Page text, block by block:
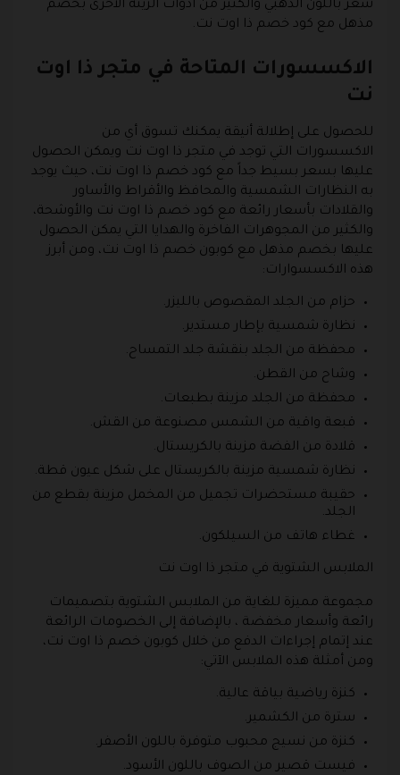
شعر باللون الذهبي والكثير من أدوات الزينة الأخرى بخصم
مذهل مع كود خصم ذا اوت نت.
الاكسسورات المتاحة في متجر ذا اوت
نت
للحصول على إطلالة أنيقة يمكنك تسوق أي من
الاكسسورات التي توجد في متجر ذا اوت نت ويمكن الحصول
عليها بسعر بسيط جداً مع كود خصم ذا اوت نت، حيث يوجد
به النظارات الشمسية والمحافظ والأقراط والأساور
والقلادات بأسعار رائعة مع كود خصم ذا اوت نت والأوشحة،
والكثير من المجوهرات الفاخرة والهدايا التي يمكن الحصول
عليها بخصم مذهل مع كوبون خصم ذا اوت نت، ومن أبرز
هذه الاكسسوارات:
حزام من الجلد المقصوص بالليزر.
نظارة شمسية بإطار مستدير.
محفظة من الجلد بنقشة جلد التمساح.
وشاح من القطن.
محفظة من الجلد مزينة بطبعات.
قبعة واقية من الشمس مصنوعة من القش.
قلادة من الفضة مزينة بالكريستال.
نظارة شمسية مزينة بالكريستال على شكل عيون قطة.
حقيبة مستحضرات تجميل من المخمل مزينة بقطع من
الجلد.
غطاء هاتف من السيلكون.
الملابس الشتوية في متجر ذا اوت نت
مجموعة مميزة للغاية من الملابس الشتوية بتصميمات
رائعة وأسعار مخفضة ، بالإضافة إلى الخصومات الرائعة
عند إتمام إجراءات الدفع من خلال كوبون خصم ذا اوت نت،
ومن أمثلة هذه الملابس الآتي:
كنزة رياضية بياقة عالية.
سترة من الكشمير.
كنزة من نسيج محبوب متوفرة باللون الأصفر.
فيست قصير من الصوف باللون الأسود.